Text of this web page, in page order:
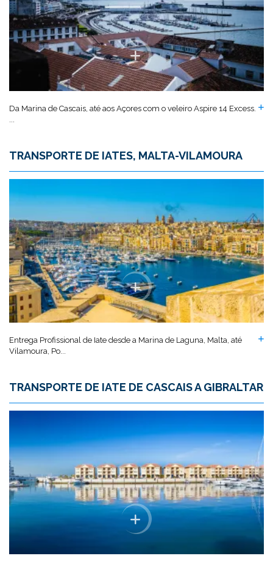
Da Marina de Cascais, até aos Açores com o veleiro Aspire 14 Excess.
...
TRANSPORTE DE IATES, MALTA-VILAMOURA
Entrega Profissional de Iate desde a Marina de Laguna, Malta, até
Vilamoura, Po...
TRANSPORTE DE IATE DE CASCAIS A GIBRALTAR